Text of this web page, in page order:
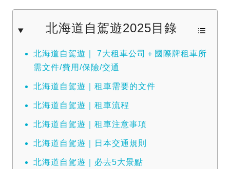
北海道自駕遊2025目錄
北海道自駕遊｜ 7大租車公司＋國際牌租車所
需文件/費用/保險/交通
北海道自駕遊｜租車需要的文件
北海道自駕遊｜租車流程
北海道自駕遊｜租車注意事項
北海道自駕遊｜日本交通規則
北海道自駕遊｜必去5大景點